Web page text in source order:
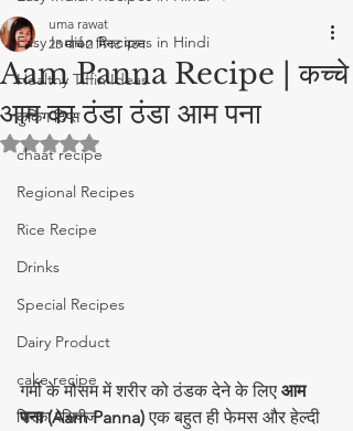
Easy Indian Recipes in Hindi
Healthy Tiffin Ideas
कुकिंग टिप्स
chaat recipe
Regional Recipes
Rice Recipe
Drinks
Special Recipes
Dairy Product
cake recipe
सिरका रेसिपीज
Aam Panna Recipe | कच्चे
आम का ठंडा ठंडा आम पना
uma rawat
23 मार्च 2 मिनट पठन
5 स्टार में से NaN रेटिंग दी गई।
गर्मी के मौसम में शरीर को ठंडक देने के लिए आम
पना (Aam Panna) एक बहुत ही फेमस और हेल्दी